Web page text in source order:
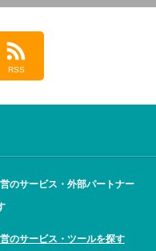
RSS
のサービス・外部パートナー
のサービス・ツールを探す